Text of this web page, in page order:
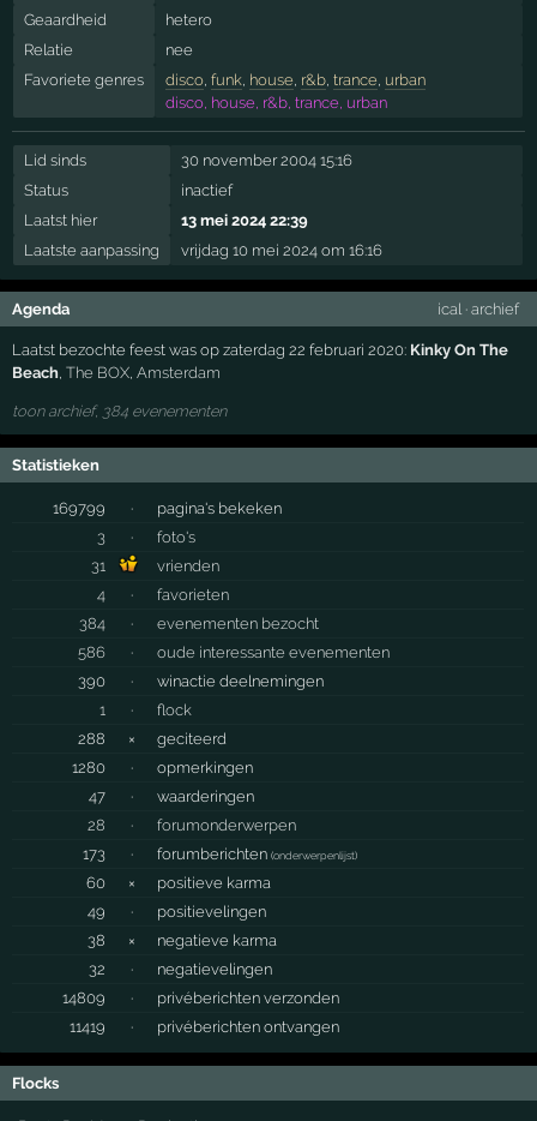
Geaardheid
hetero
Relatie
nee
Favoriete genres
disco, funk, house r&b, trance urban
disco, house, r&b, trance, urban
Lid sinds
30 november 2004 15:16
Status
inactief
Laatst hier
13 mei 2024 22:39
Laatste aanpassing
vrijdag 10 mei 2024 om 16:16
Agenda ical· archief
Laatst bezochte feest was op zaterdag 22 februari 2020: Kinky On The
Beach,The BOX,Amsterdam
toon archief, 384 evenementen
Statistieken
169799 ·
pagina's bekeken
3
·
foto's
31
vrienden
4
·
favorieten
384
·
evenementen bezocht
586
·
oude interessante evenementen
390
·
winactie deelnemingen
1
·
flock
288
×
geciteerd
1280
·
opmerkingen
47
·
waarderingen
28
·
forumonderwerpen
173
· forumberichten(onderwerpenlijst)
60 ×
positieve karma
49
·
positievelingen
38
×
negatieve karma
32
·
negatievelingen
14809
·
privéberichten verzonden
11419
· privéberichten ontvangen
Flocks